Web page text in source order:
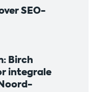
SEO-
Birch
integrale